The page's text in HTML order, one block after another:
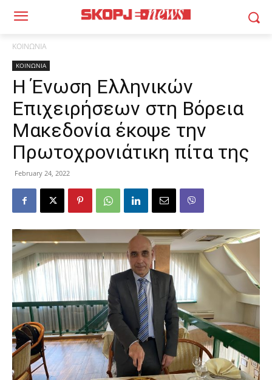
ΚΟΙΝΩΝΙΑ
ΚΟΙΝΩΝΙΑ
Η Ένωση Ελληνικών
Επιχειρήσεων στη Βόρεια
Μακεδονία έκοψε την
Πρωτοχρονιάτικη πίτα της
February 24, 2022